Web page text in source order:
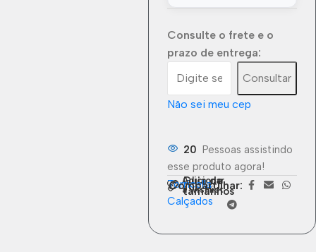
Consulte o frete e o
prazo de entrega:
Consultar
Não sei meu cep
20 Pessoas assistindo
esse produto agora!
Adicionar
à wishlist
Guia de
tamanhos
Torricella
Calçados
Compartilhar: